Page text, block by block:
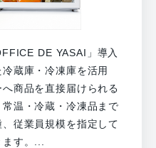
DE YASAI」導入
蔵庫・冷凍庫を活用
商品を直接届けられる
温・冷蔵・冷凍品まで
従業員規模を指定して
す。...